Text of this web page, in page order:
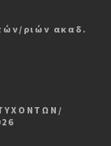
ριών ακαδ.